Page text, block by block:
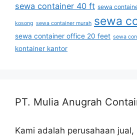
sewa container 40 ft sewa
kosong sewa container murah sewa
sewa container office 20 feet sewa
kontainer kantor
PT. Mulia Anugrah
Kami adalah perusahaan